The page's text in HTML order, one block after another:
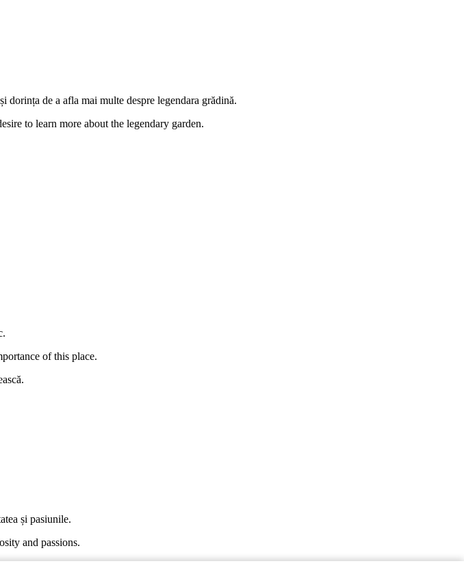
de a afla mai multe despre legendara grădină.
to learn more about the legendary garden.
of this place.
și pasiunile.
and passions.